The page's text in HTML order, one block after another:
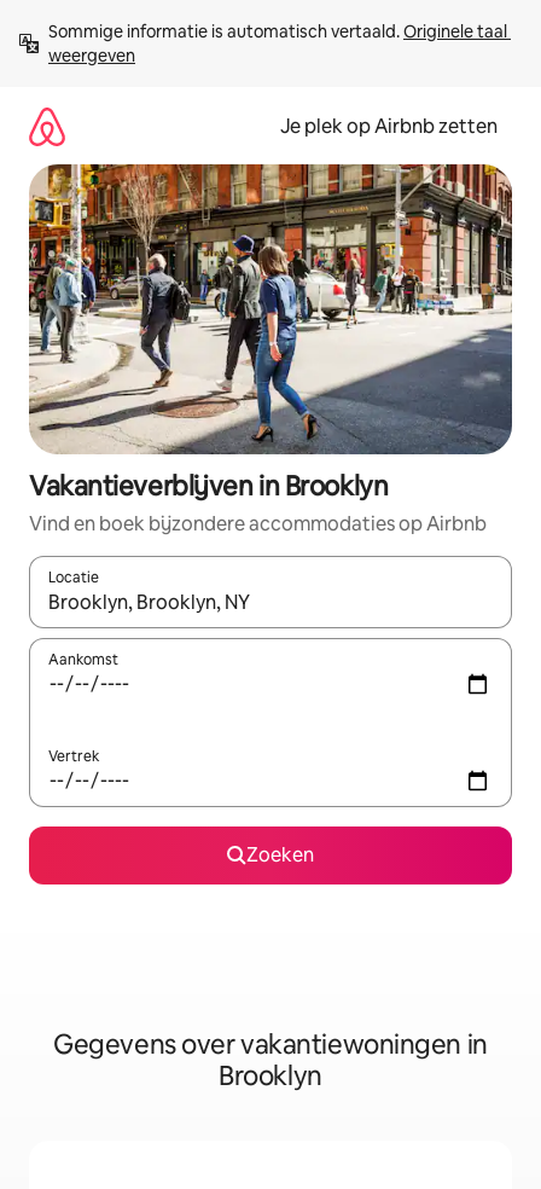
direct
naar
Sommige informatie is automatisch vertaald. Originele taal
weergeven
Je plek op Airbnb zetten
Vakantieverblijven in Brooklyn
Vind en boek bijzondere accommodaties op Airbnb
Locatie
Wanneer er resultaten beschikbaar zijn, maak je een keuze
Aankomst
Vertrek
Zoeken
Gegevens over vakantiewoningen in
Brooklyn